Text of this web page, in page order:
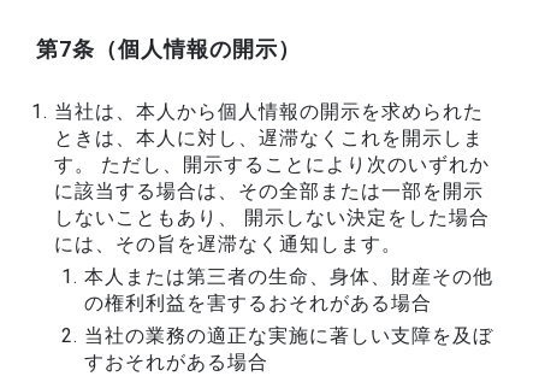
第7条（個人情報の開示）
当社は、本人から個人情報の開示を求められた
ときは、本人に対し、遅滞なくこれを開示しま
す。 ただし、開示することにより次のいずれか
に該当する場合は、その全部または一部を開示
しないこともあり、 開示しない決定をした場合
には、その旨を遅滞なく通知します。
本人または第三者の生命、身体、財産その他
の権利利益を害するおそれがある場合
当社の業務の適正な実施に著しい支障を及ぼ
すおそれがある場合